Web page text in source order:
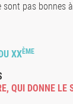
sont pas bonnes à
XXÈME
, QUI DONNE LE